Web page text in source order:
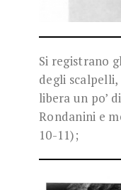
Si registrano
degli
libera un po’
Rondanini e
10-11);